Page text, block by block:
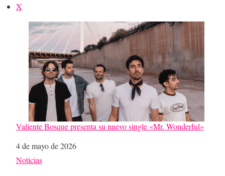
X
Valiente Bosque presenta su nuevo single «Mr. Wonderful»
Fecha
4 de mayo de 2026
Respecto a
Noticias